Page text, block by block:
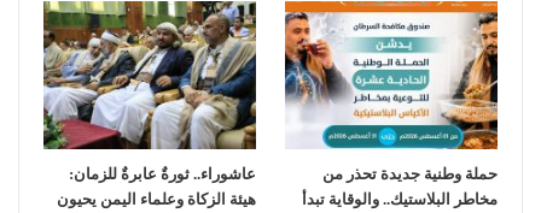
حملة وطنية جديدة تحذر من
مخاطر البلاستيك.. والوقاية تبدأ
عاشوراء.. ثورةٌ عابرةٌ للزمان:
هيئة الزكاة وعلماء اليمن يحيون